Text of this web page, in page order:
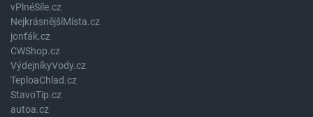
vPlnéSíle.cz
NejkrásnějšíMísta.cz
jonťák.cz
CWShop.cz
VýdejníkyVody.cz
TeploaChlad.cz
StavoTip.cz
autoa.cz